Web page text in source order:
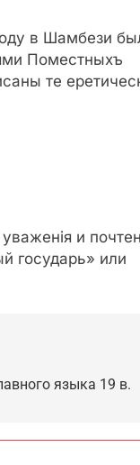
в Шамбези
Поместныхъ
те
и
государь» или
языка 19 в.